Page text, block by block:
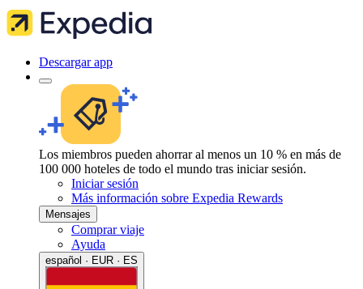
Descargar app
Los miembros pueden ahorrar al menos un 10 % en más de
100 000 hoteles de todo el mundo tras iniciar sesión.
Iniciar sesión
Más información sobre Expedia Rewards
Mensajes
Comprar viaje
Ayuda
español · EUR · ES